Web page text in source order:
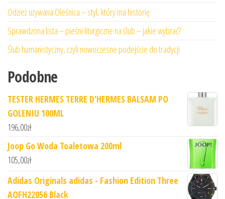
Odzież używana Oleśnica – styl, który ma historię
Sprawdzona lista – pieśni liturgiczne na ślub – jakie wybrać?
Ślub humanistyczny, czyli nowoczesne podejście do tradycji
Podobne
TESTER HERMES TERRE D'HERMES BALSAM PO
GOLENIU 100ML
196,00zł
Joop Go Woda Toaletowa 200ml
105,00zł
Adidas Originals adidas - Fashion Edition Three
AOFH22056 Black